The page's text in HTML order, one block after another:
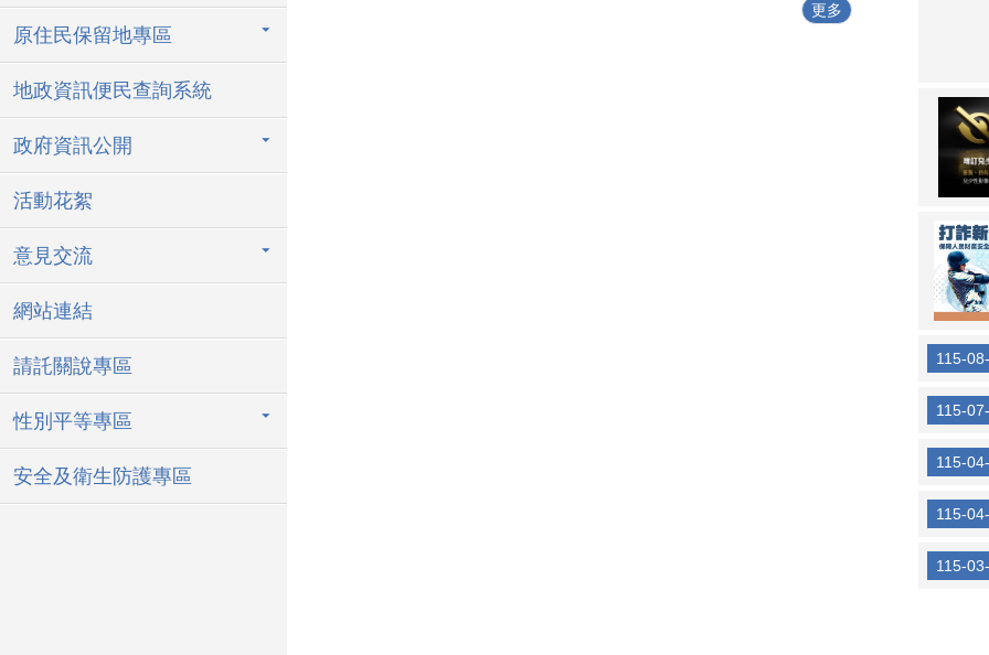
原住民保留地專區
地政資訊便民查詢系統
政府資訊公開
活動花絮
意見交流
網站連結
請託關說專區
性別平等專區
安全及衛生防護專區
更多
115-
115-
115-
115-
115-